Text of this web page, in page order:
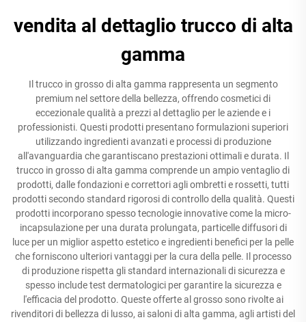
vendita al dettaglio trucco di alta
gamma
Il trucco in grosso di alta gamma rappresenta un segmento
premium nel settore della bellezza, offrendo cosmetici di
eccezionale qualità a prezzi al dettaglio per le aziende e i
professionisti. Questi prodotti presentano formulazioni superiori
utilizzando ingredienti avanzati e processi di produzione
all'avanguardia che garantiscano prestazioni ottimali e durata. Il
trucco in grosso di alta gamma comprende un ampio ventaglio di
prodotti, dalle fondazioni e correttori agli ombretti e rossetti, tutti
prodotti secondo standard rigorosi di controllo della qualità. Questi
prodotti incorporano spesso tecnologie innovative come la micro-
incapsulazione per una durata prolungata, particelle diffusori di
luce per un miglior aspetto estetico e ingredienti benefici per la pelle
che forniscono ulteriori vantaggi per la cura della pelle. Il processo
di produzione rispetta gli standard internazionali di sicurezza e
spesso include test dermatologici per garantire la sicurezza e
l'efficacia del prodotto. Queste offerte al grosso sono rivolte ai
rivenditori di bellezza di lusso, ai saloni di alta gamma, agli artisti del